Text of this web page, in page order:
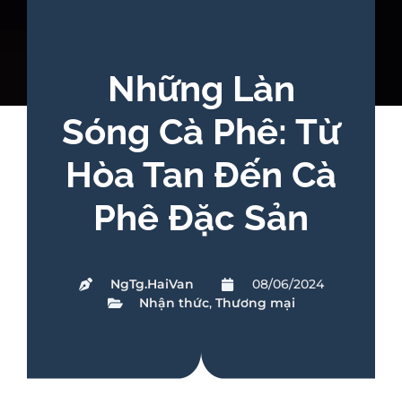
Những Làn
Sóng Cà Phê: Từ
Hòa Tan Đến Cà
Phê Đặc Sản
NgTg.HaiVan
08/06/2024
Nhận thức, Thương mại